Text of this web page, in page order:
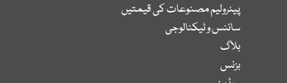
پیٹرولیم مصنوعات کی قیمتیں
سائنس و ٹیکنالوجی
بلاگ
بزنس